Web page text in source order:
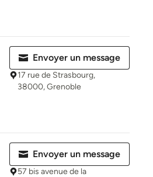
Envoyer un message
17 rue de Strasbourg,
38000, Grenoble
Envoyer un message
57 bis avenue de la